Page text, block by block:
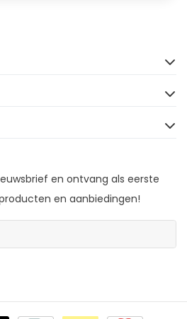
en ontvang als eerste
en aanbiedingen!